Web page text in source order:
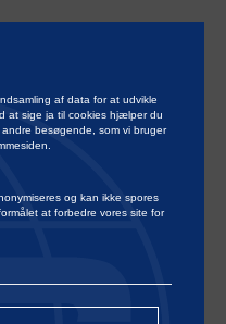
meddele, at Baltic
Food-akkreditering og
certificering i henhold til
for
skridt i udviklingen af
vores
højkvalitetsløsninger til
af data for at udvikle
at sige ja til cookies hjælper du
besøgende, som vi bruger
og kan ikke spores
at forbedre vores site for